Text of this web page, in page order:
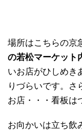
場所はこちらの
の若松マーケット
いお店がひしめき
りづらいです。さ
お店・・・看板は
お向かいは立ち飲